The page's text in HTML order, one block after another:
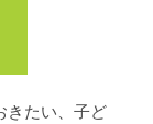
きたい、子ど